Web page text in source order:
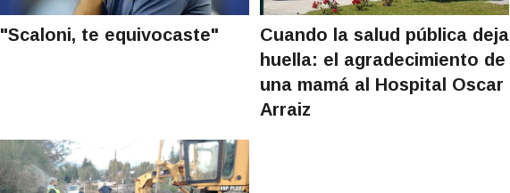
"Scaloni, te equivocaste"
Cuando la salud pública deja
huella: el agradecimiento de
una mamá al Hospital Oscar
Arraiz